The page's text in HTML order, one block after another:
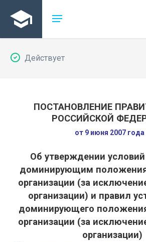
Действует
ПОСТАНОВЛЕНИЕ
РОССИЙСКОЙ
от 9 июня 2007
Об утверждении
доминирующим
организации (за
организации) и правил
доминирующего
организации (за
организации)